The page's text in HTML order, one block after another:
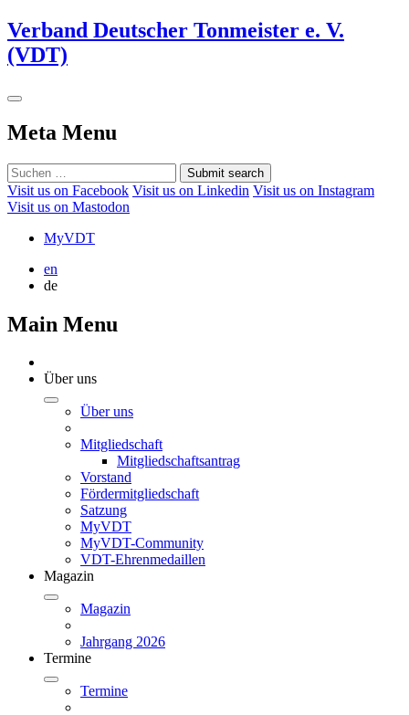
Verband Deutscher Tonmeister e. V.
(VDT)
Meta Menu
Submit search
Visit us on Facebook Visit us on Linkedin Visit us on Instagram
Visit us on Mastodon
MyVDT
en
de
Main Menu
Über uns
Über uns
Mitgliedschaft
Mitgliedschaftsantrag
Vorstand
Fördermitgliedschaft
Satzung
MyVDT
MyVDT-Community
VDT-Ehrenmedaillen
Magazin
Magazin
Jahrgang 2026
Termine
Termine